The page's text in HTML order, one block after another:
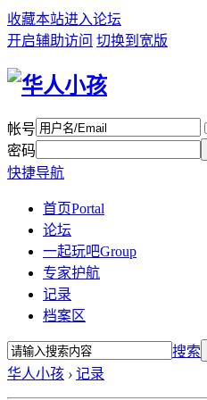
收藏本站进入论坛
开启辅助访问 切换到宽版
帐号
密码
快捷导航
首页Portal
论坛
一起玩吧Group
专家护航
记录
档案区
搜索
华人小孩 › 记录